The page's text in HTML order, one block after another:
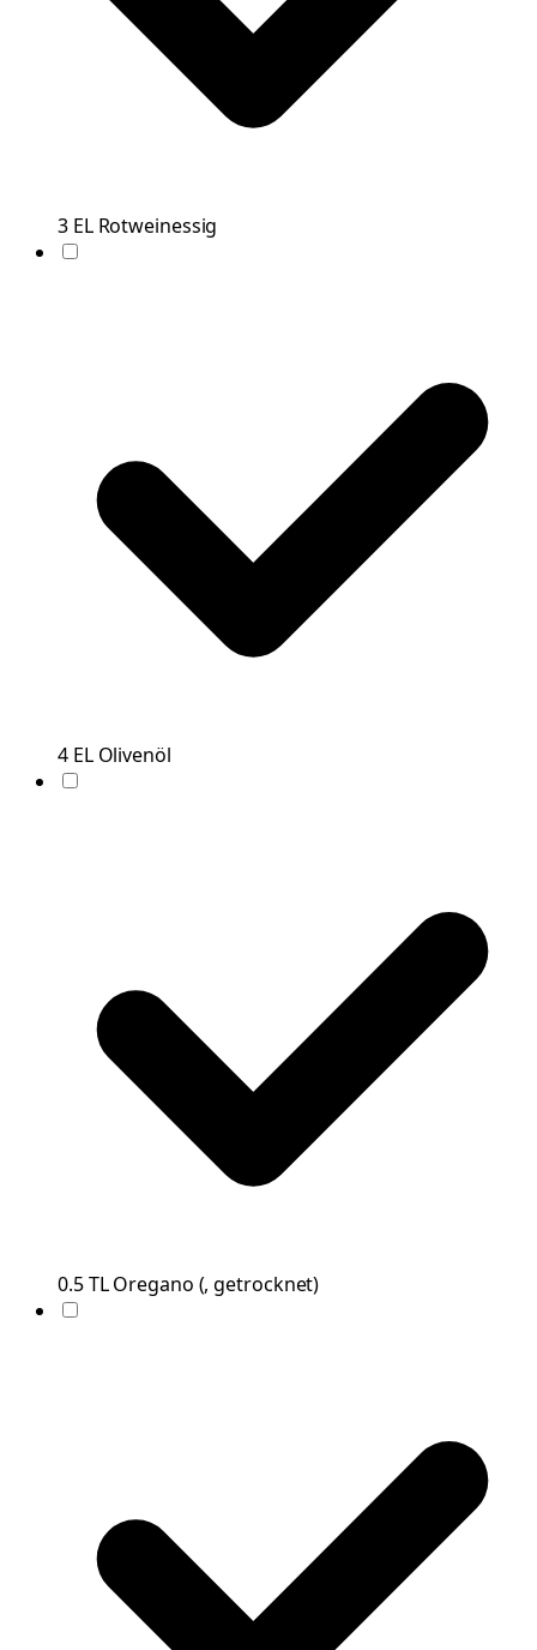
3 EL Rotweinessig
4 EL Olivenöl
0.5TL Oregano (, getrocknet)